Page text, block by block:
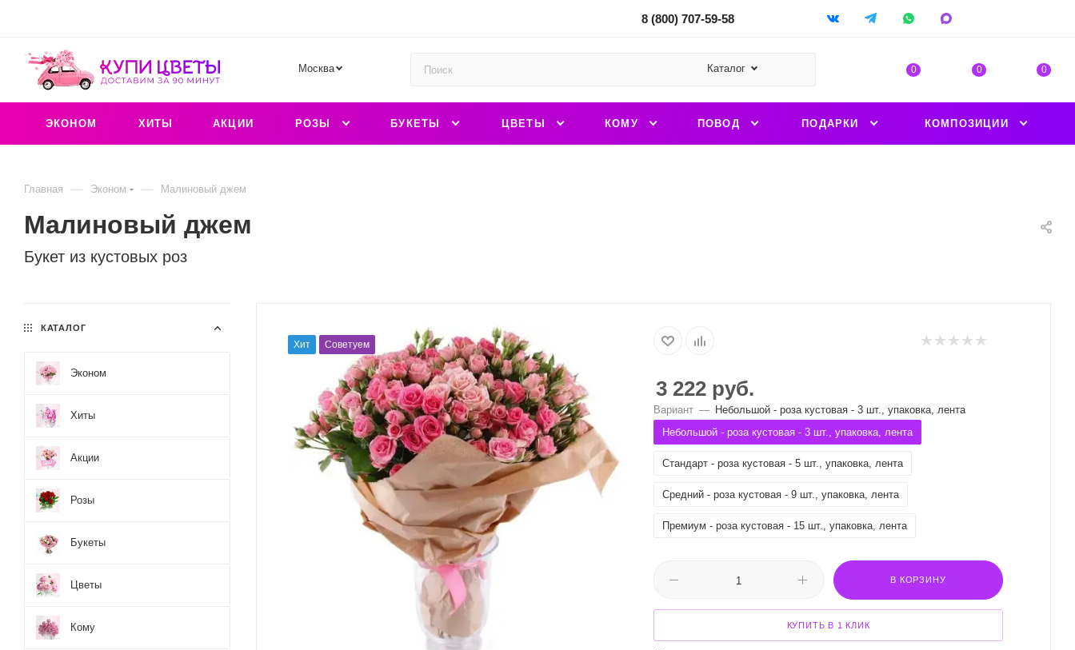
8 (800) 707-59-58
Москва Каталог 0 0 0
ЭКОНОМ ХИТЫ АКЦИИ РОЗЫ БУКЕТЫ ЦВЕТЫ КОМУ ПОВОД ПОДАРКИ КОМПОЗИЦИИ
Главная — Эконом — Малиновый джем
Букет из кустовых роз
Малиновый джем
Хит Советуем
3 222 руб.
Вариант — Небольшой - роза кустовая - 3 шт., упаковка, лента
Небольшой - роза кустовая - 3 шт., упаковка, лента
Стандарт - роза кустовая - 5 шт., упаковка, лента
Средний - роза кустовая - 9 шт., упаковка, лента
Премиум - роза кустовая - 15 шт., упаковка, лента
В КОРЗИНУ
КУПИТЬ В 1 КЛИК
КАТАЛОГ
Эконом
Хиты
Акции
Розы
Букеты
Цветы
Кому